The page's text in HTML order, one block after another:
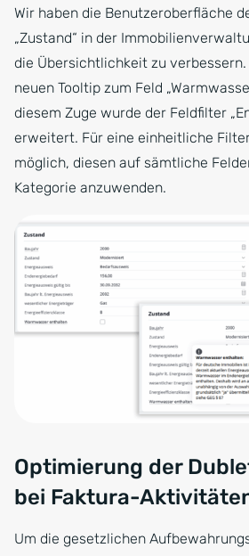
Wir haben die Benutzeroberfläche
„Zustand“ in der
die Übersichtlichkeit zu verbessern.
neuen Tooltip zum Feld
diesem Zuge wurde der Feldfilter
erweitert. Für eine einheitliche
möglich, diesen auf sämtliche
Kategorie anzuwenden.
Optimierung der
bei Faktura-
Um die gesetzlichen